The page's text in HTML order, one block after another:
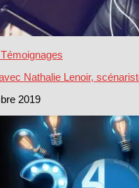
Nathalie Lenoir,
2019